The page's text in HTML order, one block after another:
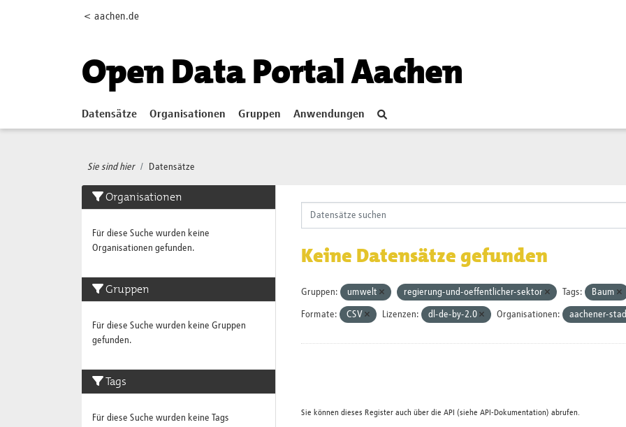
< aachen.de
Open Data Portal Aachen
Datensätze Organisationen Gruppen Anwendungen
Sie sind hier Datensätze
Organisationen
Für diese Suche wurden keine
Organisationen gefunden.
Gruppen
Für diese Suche wurden keine Gruppen
gefunden.
Tags
Für diese Suche wurden keine Tags
Keine Datensätze gefunden
Gruppen: umwelt regierung-und-oeffentlicher-sektor Tags: Baum
Formate: CSV Lizenzen: dl-de-by-2.0 Organisationen: aachener-
Sie können dieses Register auch über die API (siehe API-Dokumentation) abrufen.